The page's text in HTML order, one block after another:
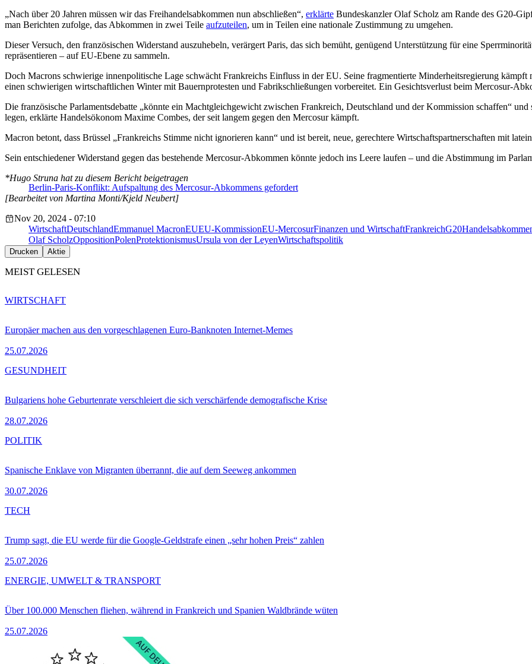
„Nach über 20 Jahren müssen wir das Freihandelsabkommen nun abschließen“, erklärte Bundeskanzler Olaf Scholz am Rande des G20-
man Berichten zufolge, das Abkommen in zwei Teile aufzuteilen, um in Teilen eine nationale Zustimmung zu umgehen.
Dieser Versuch, den französischen Widerstand auszuhebeln, verärgert Paris, das sich bemüht, genügend Unterstützung für eine
repräsentieren – auf EU-Ebene zu sammeln.
Doch Macrons schwierige innenpolitische Lage schwächt Frankreichs Einfluss in der EU. Seine fragmentierte Minderheitsregierung
einen schwierigen wirtschaftlichen Winter mit Bauernprotesten und Fabrikschließungen vorbereitet. Ein Gesichtsverlust beim Mercosur-
Die französische Parlamentsdebatte „könnte ein Machtgleichgewicht zwischen Frankreich, Deutschland und der Kommission schaffen“
legen, erklärte Handelsökonom Maxime Combes, der seit langem gegen den Mercosur kämpft.
Macron betont, dass Brüssel „Frankreichs Stimme nicht ignorieren kann“ und ist bereit, neue, gerechtere Wirtschaftspartnerschaften mit
Sein entschiedener Widerstand gegen das bestehende Mercosur-Abkommen könnte jedoch ins Leere laufen – und die Abstimmung im
Berlin-Paris-Konflikt: Aufspaltung des Mercosur-Abkommens gefordert
*Hugo Struna hat zu diesem Bericht beigetragen
[Bearbeitet von Martina Monti/Kjeld Neubert]
Nov 20, 2024 - 07:10
WirtschaftDeutschlandEmmanuel MacronEUEU-KommissionEU-MercosurFinanzen und WirtschaftFrankreichG20
Olaf ScholzOppositionPolenProtektionismusUrsula von der LeyenWirtschaftspolitik
Drucken Aktie
MEIST GELESEN
Europäer machen aus den vorgeschlagenen Euro-Banknoten Internet-Memes
25.07.2026
WIRTSCHAFT
Bulgariens hohe Geburtenrate verschleiert die sich verschärfende demografische Krise
28.07.2026
GESUNDHEIT
Spanische Enklave von Migranten überrannt, die auf dem Seeweg ankommen
30.07.2026
POLITIK
Trump sagt, die EU werde für die Google-Geldstrafe einen „sehr hohen Preis“ zahlen
25.07.2026
TECH
Über 100.000 Menschen fliehen, während in Frankreich und Spanien Waldbrände wüten
25.07.2026
ENERGIE, UMWELT & TRANSPORT